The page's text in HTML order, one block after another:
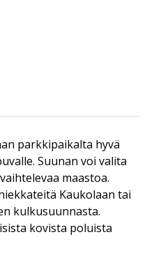
parkkipaikalta hyvä
Suunan voi valita
maastoa.
Kaukolaan tai
kulkusuunnasta.
kovista poluista